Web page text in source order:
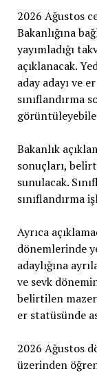
2026 Ağustos
Bakanlığına
yayımladığı
açıklanacak.
aday adayı ve
sınıflandırma
Bakanlık
sonuçları,
sunulacak.
sınıflandırma
Ayrıca
dönemlerinde
adaylığına
ve sevk
belirtilen
er statüsünde
2026 Ağustos
üzerinden